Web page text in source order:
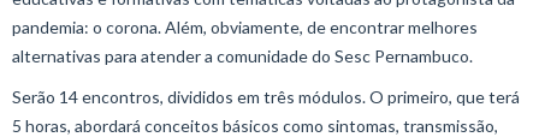
pandemia: o corona. Além, obviamente, de encontrar melhores
alternativas para atender a comunidade do Sesc Pernambuco.
Serão 14 encontros, divididos em três módulos. O primeiro, que terá
5 horas, abordará conceitos básicos como sintomas, transmissão,